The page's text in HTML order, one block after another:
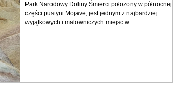
TRIP.
Park Narodowy Doliny Śmierci położony w północnej
części pustyni Mojave, jest jednym z najbardziej
wyjątkowych i malowniczych miejsc w...